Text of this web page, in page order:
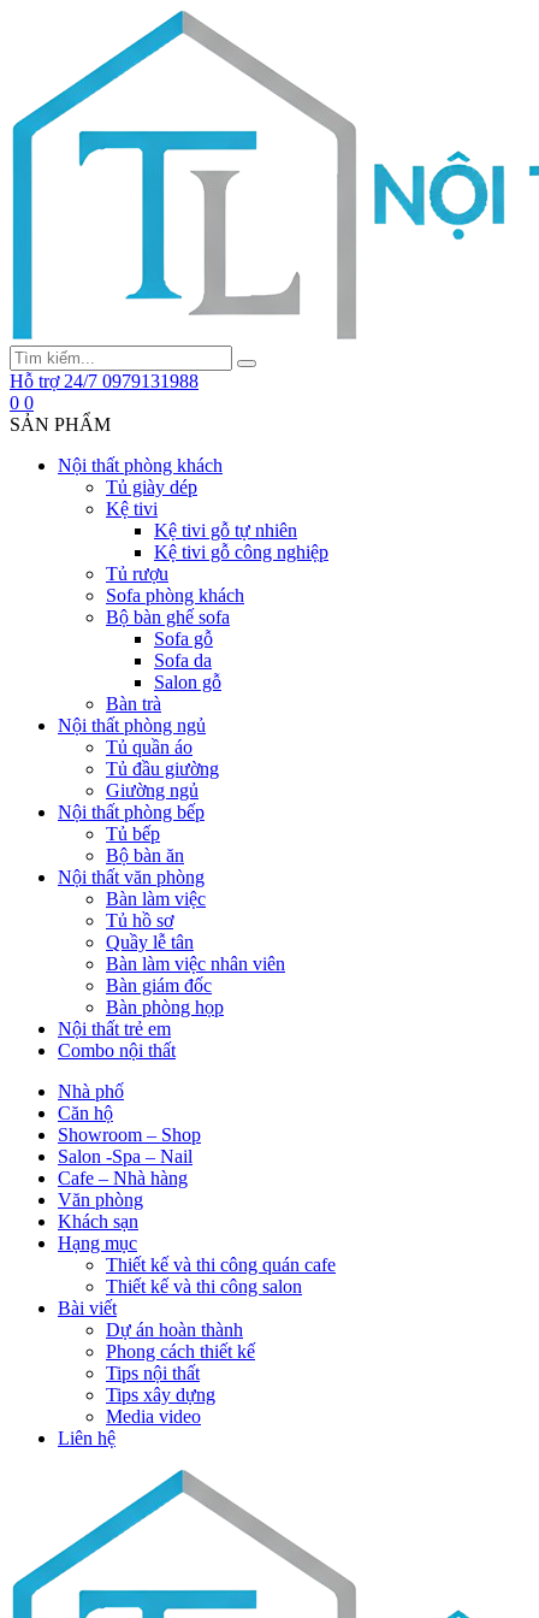
Hỗ trợ 24/7 0979131988
0 0
SẢN PHẨM
Nội thất phòng khách
Tủ giày dép
Kệ tivi
Kệ tivi gỗ tự nhiên
Kệ tivi gỗ công nghiệp
Tủ rượu
Sofa phòng khách
Bộ bàn ghế sofa
Sofa gỗ
Sofa da
Salon gỗ
Bàn trà
Nội thất phòng ngủ
Tủ quần áo
Tủ đầu giường
Giường ngủ
Nội thất phòng bếp
Tủ bếp
Bộ bàn ăn
Nội thất văn phòng
Bàn làm việc
Tủ hồ sơ
Quầy lễ tân
Bàn làm việc nhân viên
Bàn giám đốc
Bàn phòng họp
Nội thất trẻ em
Combo nội thất
Nhà phố
Căn hộ
Showroom – Shop
Salon -Spa – Nail
Cafe – Nhà hàng
Văn phòng
Khách sạn
Hạng mục
Thiết kế và thi công quán cafe
Thiết kế và thi công salon
Bài viết
Dự án hoàn thành
Phong cách thiết kế
Tips nội thất
Tips xây dựng
Media video
Liên hệ